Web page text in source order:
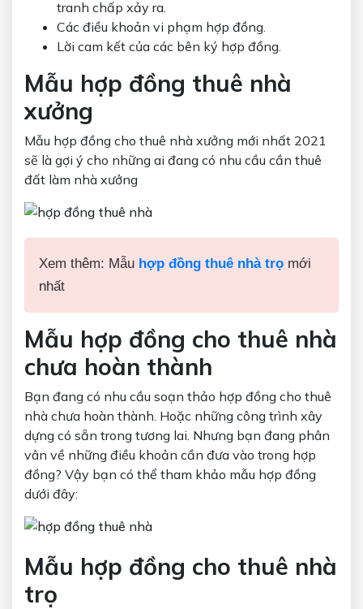
tranh chấp xảy ra.
Các điều khoản vi phạm hợp đồng.
Lời cam kết của các bên ký hợp đồng.
Mẫu hợp đồng thuê nhà
xưởng
Mẫu hợp đồng cho thuê nhà xưởng mới nhất 2021
sẽ là gợi ý cho những ai đang có nhu cầu cần thuê
đất làm nhà xưởng
Xem thêm: Mẫu hợp đồng thuê nhà trọ mới
nhất
Mẫu hợp đồng cho thuê nhà
chưa hoàn thành
Bạn đang có nhu cầu soạn thảo hợp đồng cho thuê
nhà chưa hoàn thành. Hoặc những công trình xây
dựng có sẵn trong tương lai. Nhưng bạn đang phân
vân về những điều khoản cần đưa vào trong hợp
đồng? Vậy bạn có thể tham khảo mẫu hợp đồng
dưới đây:
Mẫu hợp đồng cho thuê nhà
trọ